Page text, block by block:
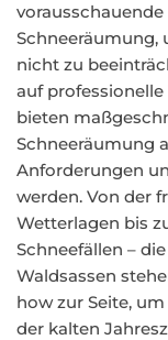
Schneeräumung,
nicht zu
auf
bieten
Schneeräumung
Anforderungen
werden. Von der
Wetterlagen bis
Schneefällen –
Waldsassen
how zur Seite,
der kalten